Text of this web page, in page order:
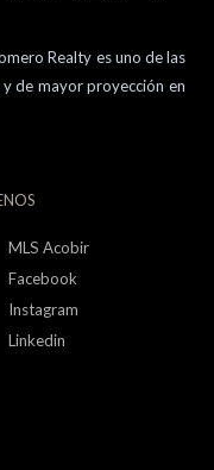
Realty es uno de las
de mayor proyección en
MLS Acobir
Facebook
Instagram
Linkedin